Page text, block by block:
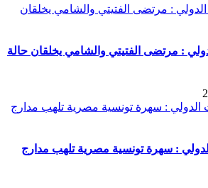
: مرتضى الفتيتي والشامي يخلقان حالة
: سهرة تونسية مصرية تلهب مدارج